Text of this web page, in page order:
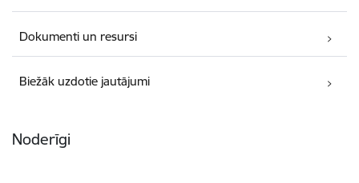
Dokumenti un resursi
Biežāk uzdotie jautājumi
Noderīgi